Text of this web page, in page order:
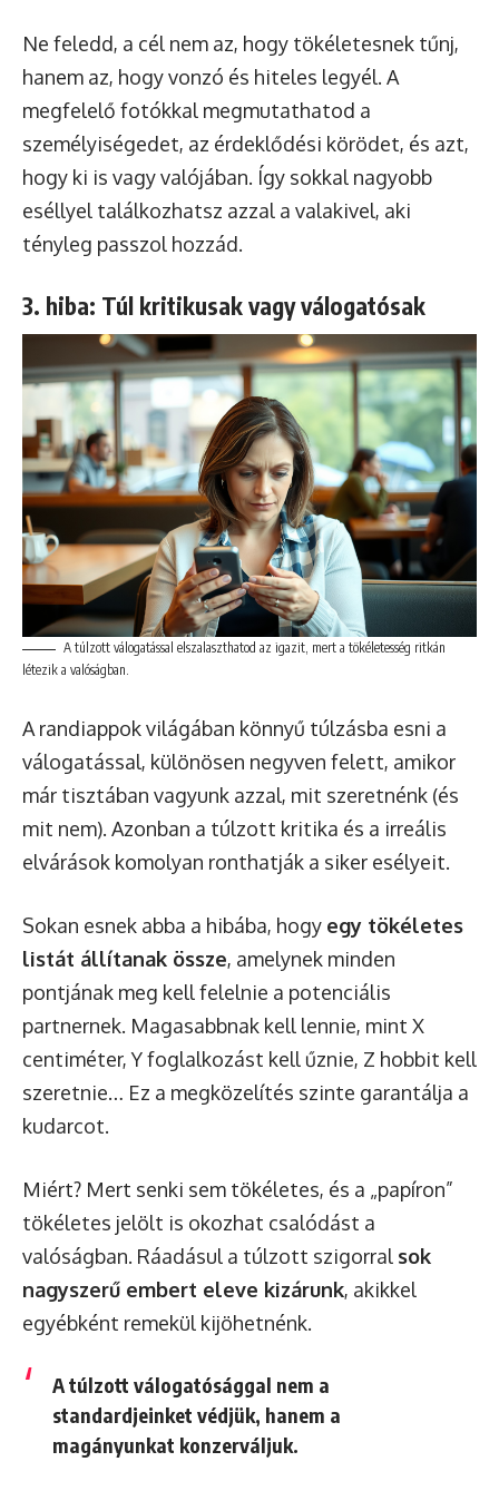
Ne feledd, a cél nem az, hogy tökéletesnek tűnj,
hanem az, hogy vonzó és hiteles legyél. A
megfelelő fotókkal megmutathatod a
személyiségedet, az érdeklődési körödet, és azt,
hogy ki is vagy valójában. Így sokkal nagyobb
eséllyel találkozhatsz azzal a valakivel, aki
tényleg passzol hozzád.
3. hiba: Túl kritikusak vagy válogatósak
A túlzott válogatással elszalaszthatod az igazit, mert a tökéletesség ritkán
létezik a valóságban.
A randiappok világában könnyű túlzásba esni a
válogatással, különösen negyven felett, amikor
már tisztában vagyunk azzal, mit szeretnénk (és
mit nem). Azonban a túlzott kritika és a irreális
elvárások komolyan ronthatják a siker esélyeit.
Sokan esnek abba a hibába, hogy egy tökéletes
listát állítanak össze, amelynek minden
pontjának meg kell felelnie a potenciális
partnernek. Magasabbnak kell lennie, mint X
centiméter, Y foglalkozást kell űznie, Z hobbit kell
szeretnie… Ez a megközelítés szinte garantálja a
kudarcot.
Miért? Mert senki sem tökéletes, és a „papíron”
tökéletes jelölt is okozhat csalódást a
valóságban. Ráadásul a túlzott szigorral sok
nagyszerű embert eleve kizárunk, akikkel
egyébként remekül kijöhetnénk.
A túlzott válogatósággal nem a
standardjeinket védjük, hanem a
magányunkat konzerváljuk.